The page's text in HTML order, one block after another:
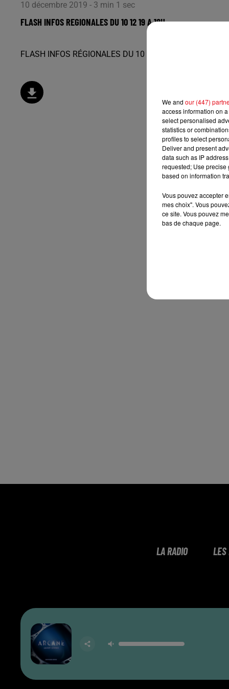
10 décembre 2019 - 3 min 1 sec
FLASH INFOS REGIONALES DU 10 12 19 A 18H
FLASH INFOS RÉGIONALES DU 10 12 19 À 18H
LA RADIO LES
We and our (447)
access information on
select personalised
statistics or
profiles to select
Deliver and present
data such as IP
requested; Use precise
based on information
Vous pouvez accepter
mes choix". Vous
ce site. Vous pouvez
bas de chaque page.